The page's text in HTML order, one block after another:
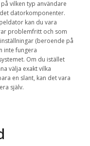
vilken typ användare
datorkomponenter.
kan du vara
problemfritt och som
(beroende på
inte fungera
Om du istället
välja exakt vilka
en slant, kan det vara
själv.